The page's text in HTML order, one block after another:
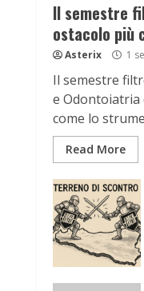
Il semestre
ostacolo più
Asterix 1
Il semestre
e
come lo
Read More